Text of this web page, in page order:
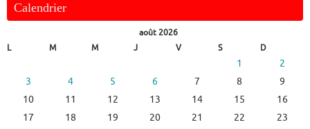
Calendrier
août 2026
L
M M J V S D
1
2
3
4 5 6 7 8
9
10
11 12 13 14 15
16
17
18 19 20 21 22
23